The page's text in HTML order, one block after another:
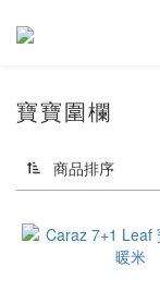
寶寶圍欄
商品排序